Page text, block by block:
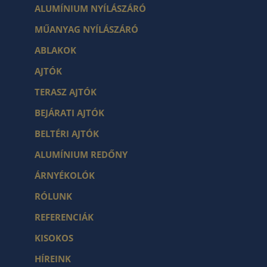
ALUMÍNIUM NYÍLÁSZÁRÓ
MŰANYAG NYÍLÁSZÁRÓ
ABLAKOK
AJTÓK
TERASZ AJTÓK
BEJÁRATI AJTÓK
BELTÉRI AJTÓK
ALUMÍNIUM REDŐNY
ÁRNYÉKOLÓK
RÓLUNK
REFERENCIÁK
KISOKOS
HÍREINK